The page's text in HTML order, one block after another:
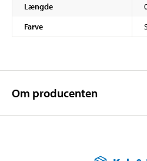
Længde
Farve
Om producenten